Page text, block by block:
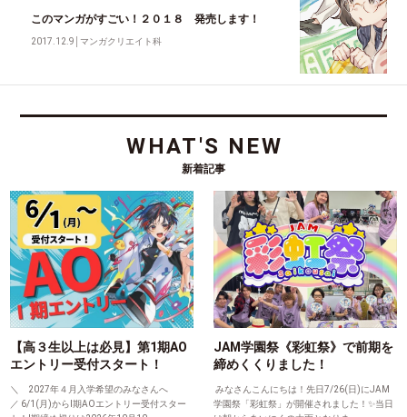
このマンガがすごい！２０１８ 発売します！
2017.12.9 │マンガクリエイト科
WHAT'S NEW
新着記事
【高３生以上は必見】第1期AO
エントリー受付スタート！
＼ 2027年４月入学希望のみなさんへ
／ 6/1(月)からⅠ期AOエントリー受付スター
JAM学園祭《彩虹祭》で前期を
締めくくりました！
みなさんこんにちは！先日7/26(日)にJAM
学園祭「彩虹祭」が開催されました！✨当日